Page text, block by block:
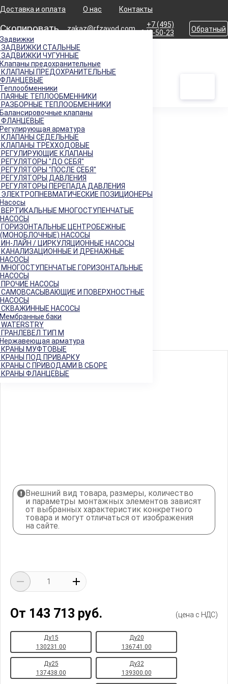
Доставка и оплата О нас Контакты
Скопировать zakaz@rfzavod.com
+7 (495)
642-50-23
Обратный
Каталог
Задвижки
ЗАДВИЖКИ СТАЛЬНЫЕ
ЗАДВИЖКИ ЧУГУННЫЕ
Клапаны предохранительные
КЛАПАНЫ ПРЕДОХРАНИТЕЛЬНЫЕ
ФЛАНЦЕВЫЕ
Теплообменники
ПАЯНЫЕ ТЕПЛООБМЕННИКИ
РАЗБОРНЫЕ ТЕПЛООБМЕННИКИ
Балансировочные клапаны
ФЛАНЦЕВЫЕ
Регулирующая арматура
КЛАПАНЫ СЕДЕЛЬНЫЕ
КЛАПАНЫ ТРЁХХОДОВЫЕ
РЕГУЛИРУЮЩИЕ КЛАПАНЫ
РЕГУЛЯТОРЫ "ДО СЕБЯ"
РЕГУЛЯТОРЫ "ПОСЛЕ СЕБЯ"
РЕГУЛЯТОРЫ ДАВЛЕНИЯ
РЕГУЛЯТОРЫ ПЕРЕПАДА ДАВЛЕНИЯ
ЭЛЕКТРОПНЕВМАТИЧЕСКИЕ ПОЗИЦИОНЕРЫ
Насосы
ВЕРТИКАЛЬНЫЕ МНОГОСТУПЕНЧАТЫЕ
НАСОСЫ
ГОРИЗОНТАЛЬНЫЕ ЦЕНТРОБЕЖНЫЕ
(МОНОБЛОЧНЫЕ) НАСОСЫ
ИН-ЛАЙН / ЦИРКУЛЯЦИОННЫЕ НАСОСЫ
КАНАЛИЗАЦИОННЫЕ И ДРЕНАЖНЫЕ
НАСОСЫ
МНОГОСТУПЕНЧАТЫЕ ГОРИЗОНТАЛЬНЫЕ
НАСОСЫ
ПРОЧИЕ НАСОСЫ
САМОВСАСЫВАЮЩИЕ И ПОВЕРХНОСТНЫЕ
НАСОСЫ
СКВАЖИННЫЕ НАСОСЫ
Мембранные баки
WATERSTRY
ГРАНЛЕВЕЛ ТИП М
Нержавеющая арматура
КРАНЫ МУФТОВЫЕ
КРАНЫ ПОД ПРИВАРКУ
КРАНЫ С ПРИВОДАМИ В СБОРЕ
КРАНЫ ФЛАНЦЕВЫЕ
Главная Продукция Регулирующая арматура
ZSN-3 ПОЛЬША
Регулятор давления ZSN-3-040 Kvs= 20 Ду40 Ру16
Каталог
X
Каталог продукции
+ Задвижки
+ Клапаны предохранительные
+ Теплообменники
+ Балансировочные клапаны
− Регулирующая арматура
+ Клапаны седельные
+ Клапаны трёхходовые
Регулирующие клапаны
Регуляторы "до себя"
Регуляторы "после себя"
Регуляторы давления
Регуляторы перепада давления
Электропневматические позиционеры
+ Насосы
+ Мембранные баки
+ Нержавеющая арматура
Арт. 701965
Внешний вид товара, размеры, количество
и параметры монтажных элементов зависят
от выбранных характеристик конкретного
товара и могут отличаться от изображения
на сайте.
От 143 713 руб. (цена с НДС)
Ду15
130231.00
Ду20
136741.00
Ду25
137438.00
Ду32
139300.00